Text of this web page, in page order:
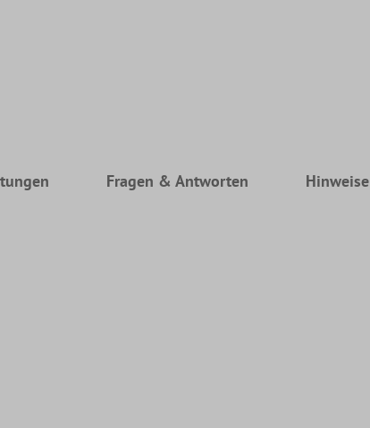
Fragen & Antworten Hinweise